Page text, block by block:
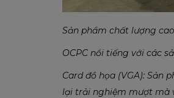
Sản phẩm chất lượng
OCPC nổi tiếng với các
Card đồ họa (VGA): Sản
lại trải nghiệm mượt mà